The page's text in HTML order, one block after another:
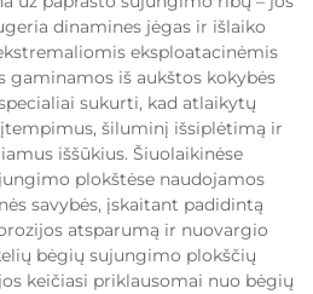
dinamines jėgas ir išlaiko
eksploatacinėmis
gaminamos iš aukštos kokybės
sukurti, kad atlaikytų
šiluminį išsiplėtimą ir
iššūkius. Šiuolaikinėse
plokštėse naudojamos
savybės, įskaitant padidintą
atsparumą ir nuovargio
bėgių sujungimo plokščių
keičiasi priklausomai nuo bėgių